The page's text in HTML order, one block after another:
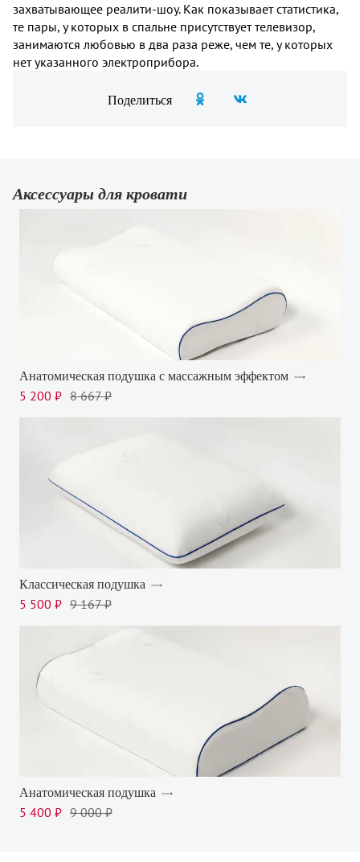
захватывающее реалити-шоу. Как показывает статистика,
те пары, у которых в спальне присутствует телевизор,
занимаются любовью в два раза реже, чем те, у которых
нет указанного электроприбора.
Поделиться
Аксессуары для кровати
Анатомическая подушка с массажным эффектом
5 200 ₽ 8 667 ₽
Классическая подушка
5 500 ₽ 9 167 ₽
Анатомическая подушка
5 400 ₽ 9 000 ₽